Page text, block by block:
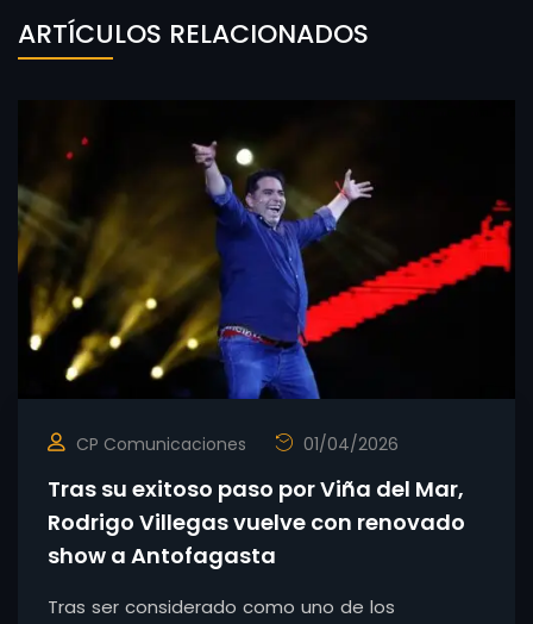
ARTÍCULOS RELACIONADOS
CP Comunicaciones 01/04/2026
Tras su exitoso paso por Viña del Mar,
Rodrigo Villegas vuelve con renovado
show a Antofagasta
Tras ser considerado como uno de los